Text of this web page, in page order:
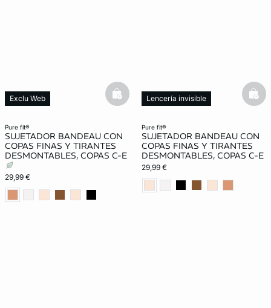
pure fit®
SUJETADOR BANDEAU CON
COPAS FINAS Y TIRANTES
DESMONTABLES, COPAS C-E
29,99 €
Exclu Web
basketfull
pure fit®
SUJETADOR BANDEAU CON
COPAS FINAS Y TIRANTES
DESMONTABLES, COPAS C-E
29,99 €
Lencería invisible